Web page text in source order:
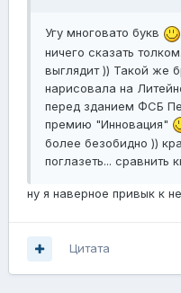
Угу многовато букв
ничего сказать
выглядит )) Такой же
нарисовала на
перед зданием ФСБ
премию "Инновация"
более безобидно ))
поглазеть... сравнить
ну я наверное привык к
Цитата